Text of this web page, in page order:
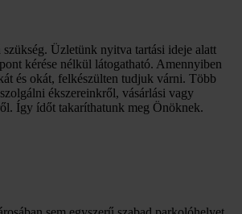
Üzletünk nyitva tartási ideje alatt
kérése nélkül látogatható. Amennyiben
és okát, felkészülten tudjuk várni. Több
ékszereinkről, vásárlási vagy
Így ídőt takaríthatunk meg Önöknek.